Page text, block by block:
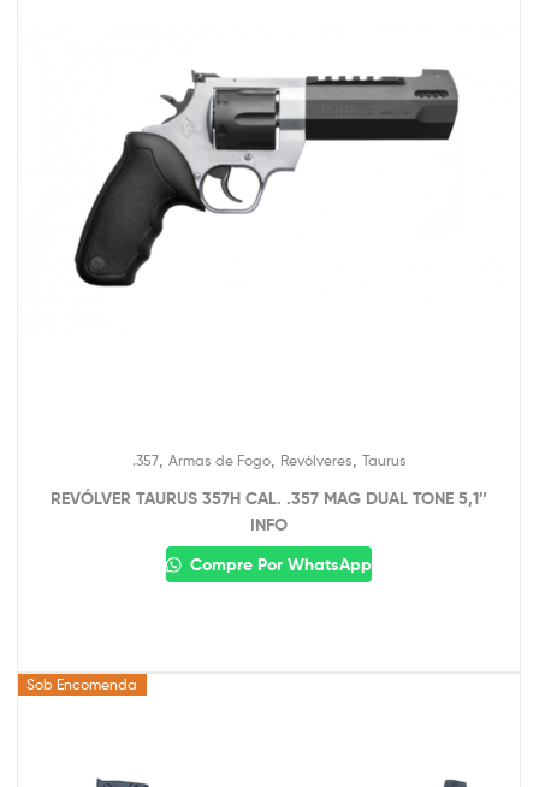
.357, Armas de Fogo, Revólveres Taurus
REVÓLVER TAURUS 357H CAL. .357 MAG DUAL TONE 5,1″
INFO
Compre Por WhatsApp
Sob Encomenda